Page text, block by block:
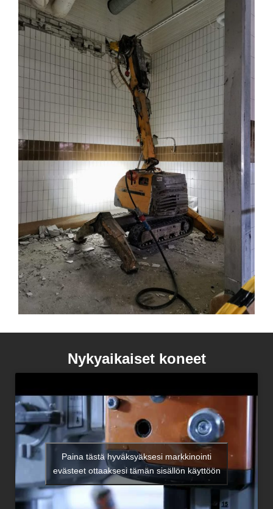
Nykyaikaiset koneet
Paina tästä hyväksyäksesi markkinointi
evästeet ottaaksesi tämän sisällön käyttöön